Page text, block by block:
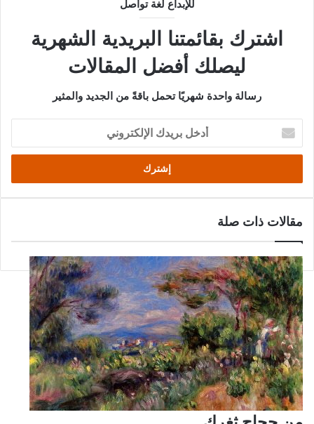
للإبداع لغة تواصل
اشترك بقائمتنا البريدية الشهرية
ليصلك أفضل المقالات
رسالة واحدة شهريًا تحمل باقةً من الجديد والمثير
أدخل
بريدك
الإلكتروني
مقالات ذات صلة